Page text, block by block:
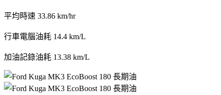
平均時速 33.86 km/hr
行車電腦油耗 14.4 km/L
加油記錄油耗 13.38 km/L